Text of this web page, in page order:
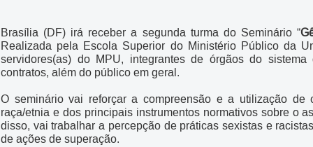
Brasília (DF) irá receber a segunda turma do Seminário “
Realizada pela Escola Superior do Ministério Público da
servidores(as) do MPU, integrantes de órgãos do
contratos, além do público em geral.
O seminário vai reforçar a compreensão e a utilização
raça/etnia e dos principais instrumentos normativos sobre o
disso, vai trabalhar a percepção de práticas sexistas e
de ações de superação.